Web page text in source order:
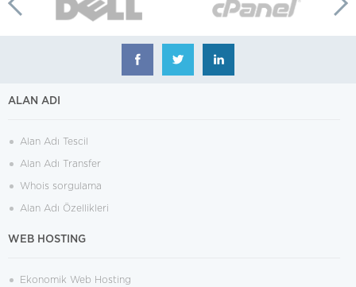
ALAN ADI
Alan Adı Tescil
Alan Adı Transfer
Whois sorgulama
Alan Adı Özellikleri
WEB HOSTING
Ekonomik Web Hosting